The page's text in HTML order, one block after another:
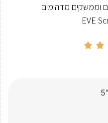
וממשקים מדהימים

